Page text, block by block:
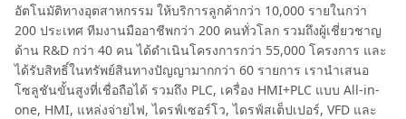
อัตโนมัติทางอุตสาหกรรม ให้บริการลูกค้ากว่า 10,000 รายในกว่า
200 ประเทศ ทีมงานมืออาชีพกว่า 200 คนทั่วโลก รวมถึงผู้เชี่ยวชาญ
ด้าน R&D กว่า 40 คน ได้ดำเนินโครงการกว่า 55,000 โครงการ และ
ได้รับสิทธิ์ในทรัพย์สินทางปัญญามากกว่า 60 รายการ เรานำเสนอ
โซลูชันขั้นสูงที่เชื่อถือได้ รวมถึง PLC, เครื่อง HMI+PLC แบบ All-in-
one, HMI, แหล่งจ่ายไฟ, ไดรฟ์เซอร์โว, ไดรฟ์สเต็ปเปอร์, VFD และ